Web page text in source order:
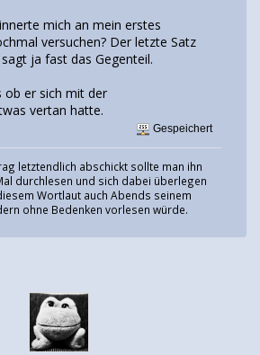
mich an mein erstes
versuchen? Der letzte Satz
ja fast das Gegenteil.
ob er sich mit der
vertan hatte.
Gespeichert
letztendlich abschickt sollte man ihn
durchlesen und sich dabei überlegen
Wortlaut auch Abends seinem
ohne Bedenken vorlesen würde.